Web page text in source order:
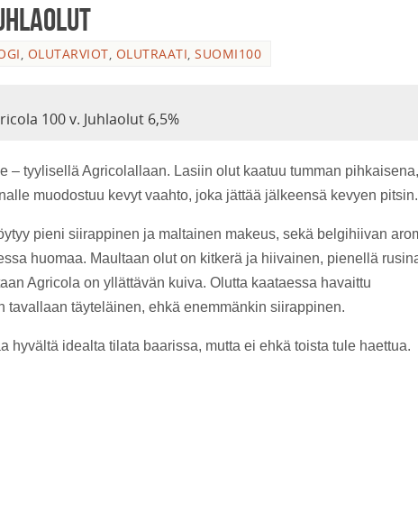
, OLUTARVIOT, OLUTRAATI, SUOMI100
100 v. Juhlaolut 6,5%
– tyylisellä Agricolallaan. Lasiin olut kaatuu tumman
muodostuu kevyt vaahto, joka jättää jälkeensä kevyen pitsin.
pieni siirappinen ja maltainen makeus, sekä belgihiivan
huomaa. Maultaan olut on kitkerä ja hiivainen, pienellä
Agricola on yllättävän kuiva. Olutta kaataessa havaittu
täyteläinen, ehkä enemmänkin siirappinen.
hyvältä idealta tilata baarissa, mutta ei ehkä toista tule haettua.